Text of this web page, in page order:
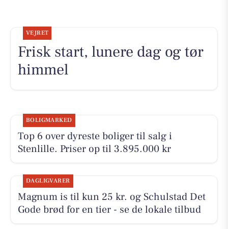
VEJRET
Frisk start, lunere dag og tør
himmel
BOLIGMARKED
Top 6 over dyreste boliger til salg i
Stenlille. Priser op til 3.895.000 kr
DAGLIGVARER
Magnum is til kun 25 kr. og Schulstad Det
Gode brød for en tier - se de lokale tilbud